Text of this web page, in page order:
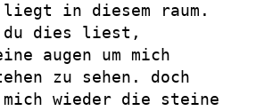
in diesem raum.
du dies liest,
augen um mich
zu sehen. doch
mich wieder die steine